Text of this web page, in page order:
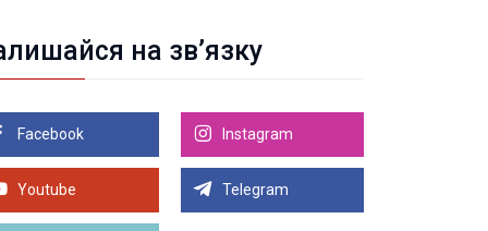
21:18
телеоб'єктивів Sigma Sports та Sony G-
21:00
на 99,9% готовий новий Державний
простір. ВІДЕО
Більше новин
на зв’язку
Facebook Instagram
Youtube Telegram